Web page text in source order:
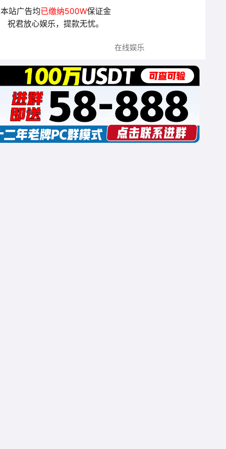
本站广告均已缴纳500W保证金
祝君放心娱乐，提款无忧。
在线娱乐